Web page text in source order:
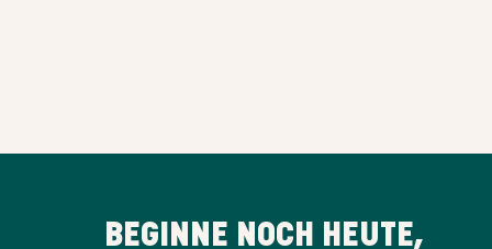
BEGINNE NOCH HEUTE,